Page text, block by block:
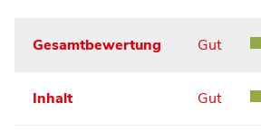
Gesamtbewertung Gut
Inhalt Gut